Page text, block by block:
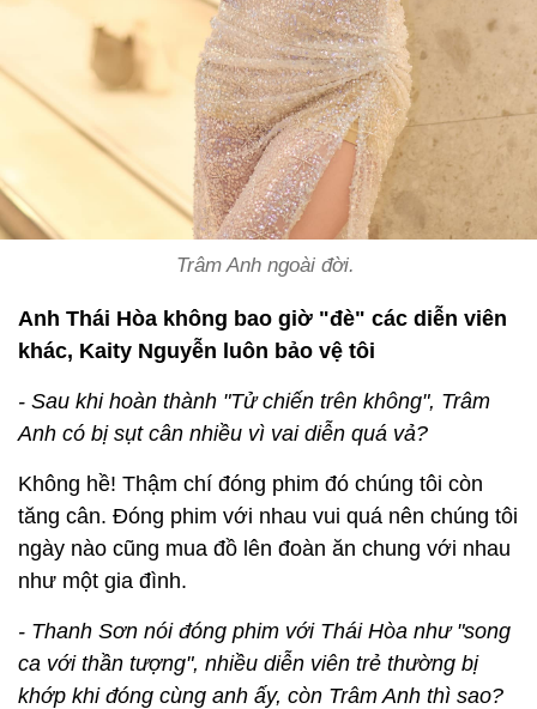
Trâm Anh ngoài đời.
Anh Thái Hòa không bao giờ "đè" các diễn viên
khác, Kaity Nguyễn luôn bảo vệ tôi
- Sau khi hoàn thành "Tử chiến trên không", Trâm
Anh có bị sụt cân nhiều vì vai diễn quá vả?
Không hề! Thậm chí đóng phim đó chúng tôi còn
tăng cân. Đóng phim với nhau vui quá nên chúng tôi
ngày nào cũng mua đồ lên đoàn ăn chung với nhau
như một gia đình.
- Thanh Sơn nói đóng phim với Thái Hòa như "song
ca với thần tượng", nhiều diễn viên trẻ thường bị
khớp khi đóng cùng anh ấy, còn Trâm Anh thì sao?